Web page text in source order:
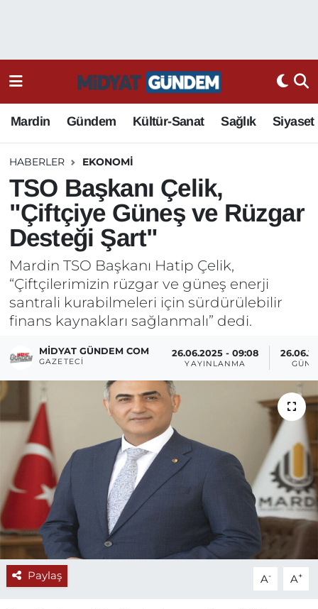
Mardin Gündem Kültür-Sanat Sağlık Siyaset
HABERLER EKONOMI
TSO Başkanı Çelik,
"Çiftçiye Güneş ve Rüzgar
Desteği Şart"
Mardin TSO Başkanı Hatip Çelik,
“Çiftçilerimizin rüzgar ve güneş enerji
santrali kurabilmeleri için sürdürülebilir
finans kaynakları sağlanmalı” dedi.
MIDYAT GÜNDEM COM
GAZETECI
26.06.2025 - 09:08
YAYINLANMA
Paylaş A- A+